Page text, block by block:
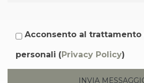
Acconsento al
personali (Privacy Policy)